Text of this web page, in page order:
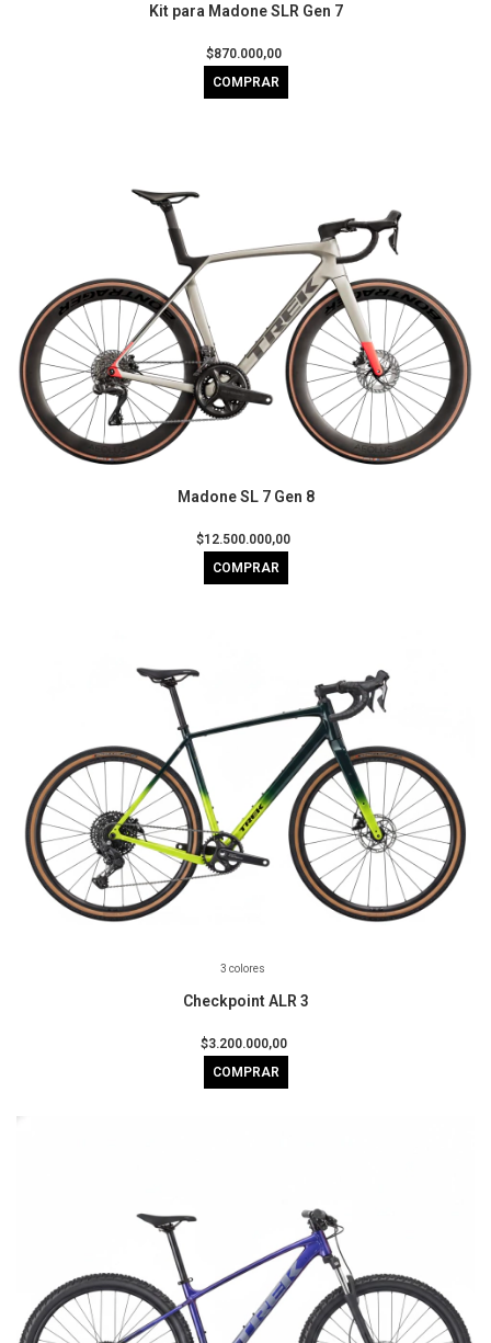
Kit para Madone SLR Gen 7
$870.000,00
COMPRAR
Madone SL 7 Gen 8
$12.500.000,00
COMPRAR
3 colores
Checkpoint ALR 3
$3.200.000,00
COMPRAR